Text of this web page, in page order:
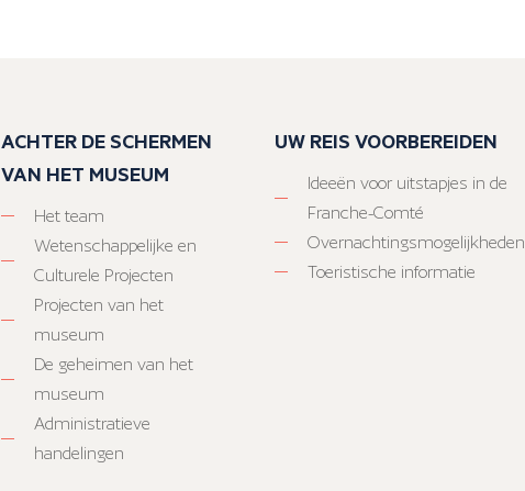
ACHTER DE SCHERMEN
VAN HET MUSEUM
Het team
Wetenschappelijke en
Culturele Projecten
Projecten van het
museum
De geheimen van het
museum
Administratieve
handelingen
UW REIS VOORBEREIDEN
Ideeën voor uitstapjes in de
Franche-Comté
Overnachtingsmogelijkheden
Toeristische informatie